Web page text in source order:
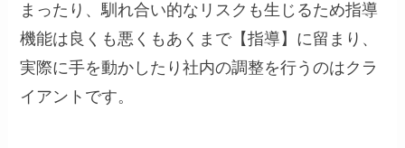
まったり、馴れ合い的なリスクも生じるため指導
機能は良くも悪くもあくまで【指導】に留まり、
実際に手を動かしたり社内の調整を行うのはクラ
イアントです。